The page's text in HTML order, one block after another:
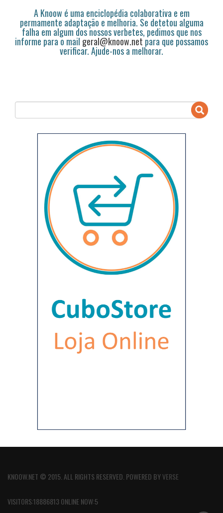
A Knoow é uma enciclopédia colaborativa e em
permamente adaptação e melhoria. Se detetou alguma
falha em algum dos nossos verbetes, pedimos que nos
informe para o mail geral@knoow.netpara que possamos
verificar. Ajude-nos a melhorar.
KNOOW.NET © 2015. ALL RIGHTS RESERVED. POWERED BYVERSE
VISITORS:18886813 ONLINE NOW:5